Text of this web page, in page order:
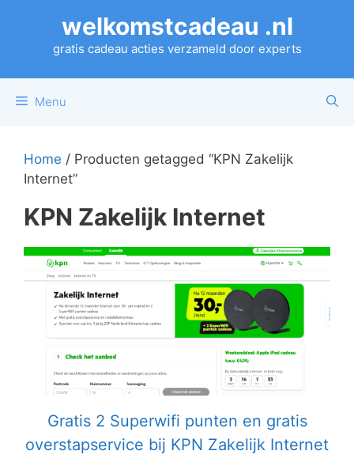
welkomstcadeau .nl
gratis cadeau acties verzameld door experts
Menu
Home / Producten getagged “KPN Zakelijk
Internet”
KPN Zakelijk Internet
Gratis 2 Superwifi punten en gratis
overstapservice bij KPN Zakelijk Internet